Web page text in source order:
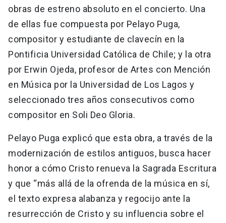
obras de estreno absoluto en el concierto. Una
de ellas fue compuesta por Pelayo Puga,
compositor y estudiante de clavecín en la
Pontificia Universidad Católica de Chile; y la otra
por Erwin Ojeda, profesor de Artes con Mención
en Música por la Universidad de Los Lagos y
seleccionado tres años consecutivos como
compositor en Soli Deo Gloria.
Pelayo Puga explicó que esta obra, a través de la
modernización de estilos antiguos, busca hacer
honor a cómo Cristo renueva la Sagrada Escritura
y que “más allá de la ofrenda de la música en sí,
el texto expresa alabanza y regocijo ante la
resurrección de Cristo y su influencia sobre el